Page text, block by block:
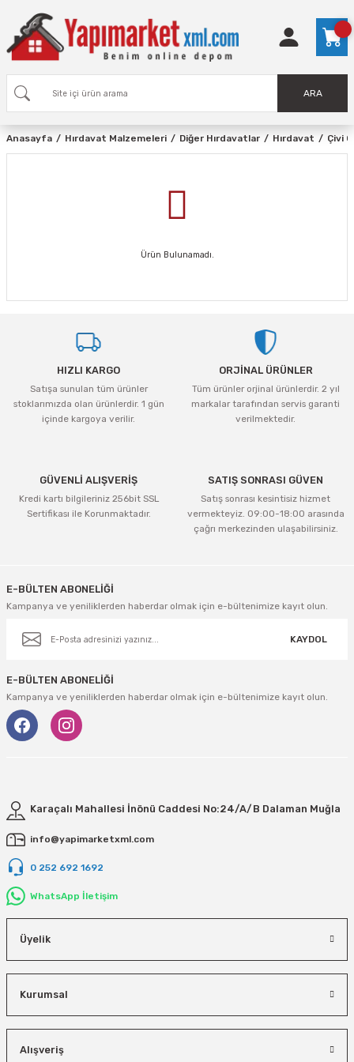
ARA
Anasayfa Hırdavat Malzemeleri Diğer Hırdavatlar Hırdavat Çivi
Ürün Bulunamadı.
HIZLI KARGO
Satışa sunulan tüm ürünler
stoklarımızda olan ürünlerdir. 1 gün
içinde kargoya verilir.
ORJİNAL ÜRÜNLER
Tüm ürünler orjinal ürünlerdir. 2 yıl
markalar tarafından servis garanti
verilmektedir.
GÜVENLİ ALIŞVERİŞ
Kredi kartı bilgileriniz 256bit SSL
Sertifikası ile Korunmaktadır.
SATIŞ SONRASI GÜVEN
Satış sonrası kesintisiz hizmet
vermekteyiz. 09:00-18:00 arasında
çağrı merkezinden ulaşabilirsiniz.
E-BÜLTEN ABONELİĞİ
Kampanya ve yeniliklerden haberdar olmak için e-bültenimize kayıt olun.
KAYDOL
E-BÜLTEN ABONELİĞİ
Kampanya ve yeniliklerden haberdar olmak için e-bültenimize kayıt olun.
Karaçalı Mahallesi İnönü Caddesi No:24/A/B Dalaman Muğla
info@yapimarketxml.com
0 252 692 1692
WhatsApp İletişim
Üyelik
Kurumsal
Alışveriş